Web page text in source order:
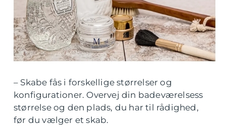
– Skabe fås i forskellige størrelser og
konfigurationer. Overvej din badeværelsess
størrelse og den plads, du har til rådighed,
før du vælger et skab.